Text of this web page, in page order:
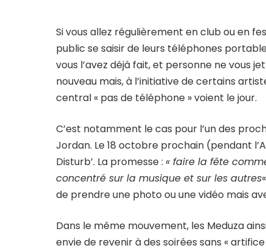
Si vous allez régulièrement en club ou en
public se saisir de leurs téléphones
vous l’avez déjà fait, et personne ne vous
nouveau mais, à l’initiative de certains
central « pas de téléphone » voient le jour.
C’est notamment le cas pour l’un des
Jordan. Le 18 octobre prochain (pendant
Disturb’. La promesse : « faire la fête
concentré sur la musique et sur les autres
de prendre une photo ou une vidéo mais
Dans le même mouvement, les Meduza
envie de revenir à des soirées sans «